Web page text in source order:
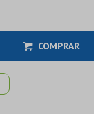
COMPRAR